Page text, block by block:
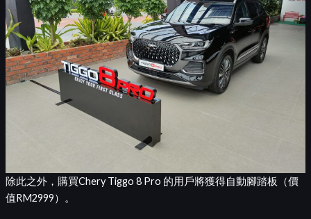
除此之外，購買Chery Tiggo 8 Pro 的用戶將獲得自動腳踏板（價
值RM2999）。